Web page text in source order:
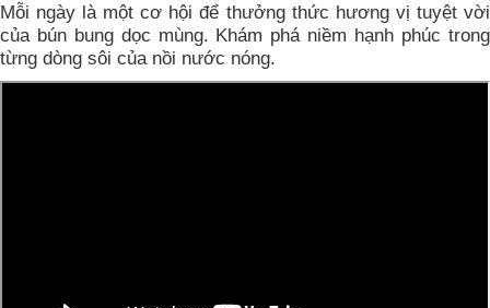
Mỗi ngày là một cơ hội để thưởng thức hương vị tuyệt vời
của bún bung dọc mùng. Khám phá niềm hạnh phúc trong
từng dòng sôi của nồi nước nóng.